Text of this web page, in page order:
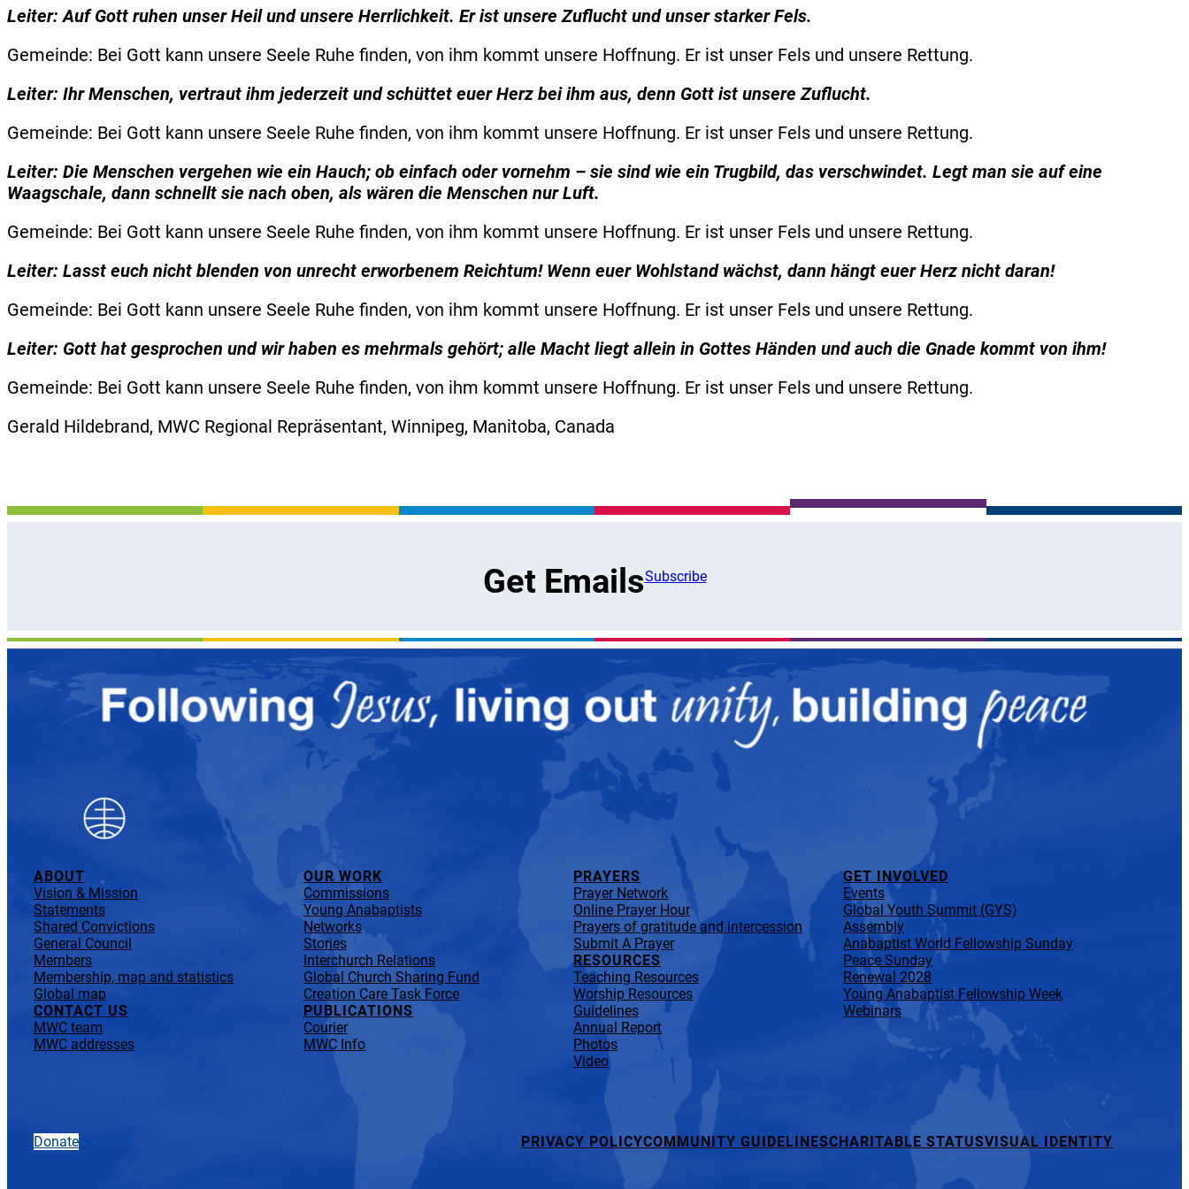
Leiter: Auf Gott ruhen unser Heil und unsere Herrlichkeit. Er ist unsere Zuflucht und unser starker Fels.
Gemeinde: Bei Gott kann unsere Seele Ruhe finden, von ihm kommt unsere Hoffnung. Er ist unser Fels und unsere Rettung.
Leiter: Ihr Menschen, vertraut ihm jederzeit und schüttet euer Herz bei ihm aus, denn Gott ist unsere Zuflucht.
Gemeinde: Bei Gott kann unsere Seele Ruhe finden, von ihm kommt unsere Hoffnung. Er ist unser Fels und unsere Rettung.
Leiter: Die Menschen vergehen wie ein Hauch; ob einfach oder vornehm – sie sind wie ein Trugbild, das verschwindet. Legt man sie auf eine
Waagschale, dann schnellt sie nach oben, als wären die Menschen nur Luft.
Gemeinde: Bei Gott kann unsere Seele Ruhe finden, von ihm kommt unsere Hoffnung. Er ist unser Fels und unsere Rettung.
Leiter: Lasst euch nicht blenden von unrecht erworbenem Reichtum! Wenn euer Wohlstand wächst, dann hängt euer Herz nicht daran!
Gemeinde: Bei Gott kann unsere Seele Ruhe finden, von ihm kommt unsere Hoffnung. Er ist unser Fels und unsere Rettung.
Leiter: Gott hat gesprochen und wir haben es mehrmals gehört; alle Macht liegt allein in Gottes Händen und auch die Gnade kommt von ihm!
Gemeinde: Bei Gott kann unsere Seele Ruhe finden, von ihm kommt unsere Hoffnung. Er ist unser Fels und unsere Rettung.
Gerald Hildebrand, MWC Regional Repräsentant, Winnipeg, Manitoba, Canada
Get EmailsSubscribe
ABOUT
Vision & Mission
Statements
Shared Convictions
General Council
Members
Membership, map and statistics
Global map
CONTACT US
MWC team
MWC addresses
OUR WORK
Commissions
Young Anabaptists
Networks
Stories
Interchurch Relations
Global Church Sharing Fund
Creation Care Task Force
PUBLICATIONS
Courier
MWC Info
PRAYERS
Prayer Network
Online Prayer Hour
Prayers of gratitude and intercession
Submit A Prayer
RESOURCES
Teaching Resources
Worship Resources
Guidelines
Annual Report
Photos
Video
GET INVOLVED
Events
Global Youth Summit (GYS)
Assembly
Anabaptist World Fellowship Sunday
Peace Sunday
Renewal 2028
Young Anabaptist Fellowship Week
Webinars
Donate PRIVACY POLICYCOMMUNITY GUIDELINESCHARITABLE STATUSVISUAL IDENTITY